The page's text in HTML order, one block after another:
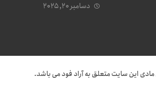
دسامبر ۲۰, ۲۰۲۵
این سایت متعلق به آراد فود می باشد.